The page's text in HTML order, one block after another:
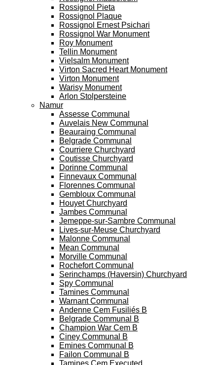
Rossignol Pieta
Rossignol Plaque
Rossignol Ernest Psichari
Rossignol War Monument
Roy Monument
Tellin Monument
Vielsalm Monument
Virton Sacred Heart Monument
Virton Monument
Warisy Monument
Arlon Stolpersteine
Namur
Assesse Communal
Auvelais New Communal
Beauraing Communal
Belgrade Communal
Courriere Churchyard
Coutisse Churchyard
Dorinne Communal
Finnevaux Communal
Florennes Communal
Gembloux Communal
Houyet Churchyard
Jambes Communal
Jemeppe-sur-Sambre Communal
Lives-sur-Meuse Churchyard
Malonne Communal
Mean Communal
Morville Communal
Rochefort Communal
Serinchamps (Haversin) Churchyard
Spy Communal
Tamines Communal
Warnant Communal
Andenne Cem Fusiliés B
Belgrade Communal B
Champion War Cem B
Ciney Communal B
Emines Communal B
Failon Communal B
Tamines Cem Executed